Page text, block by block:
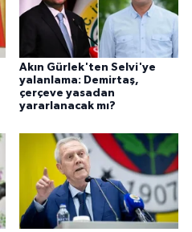
Akın Gürlek'ten Selvi'ye
yalanlama: Demirtaş,
çerçeve yasadan
yararlanacak mı?